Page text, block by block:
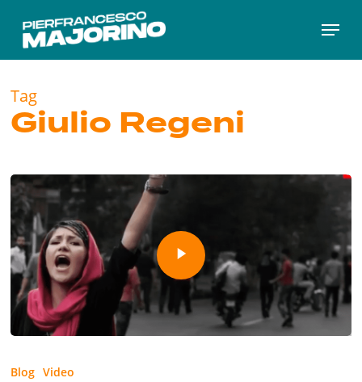
content
Menu
Tag
Giulio Regeni
Blog Video